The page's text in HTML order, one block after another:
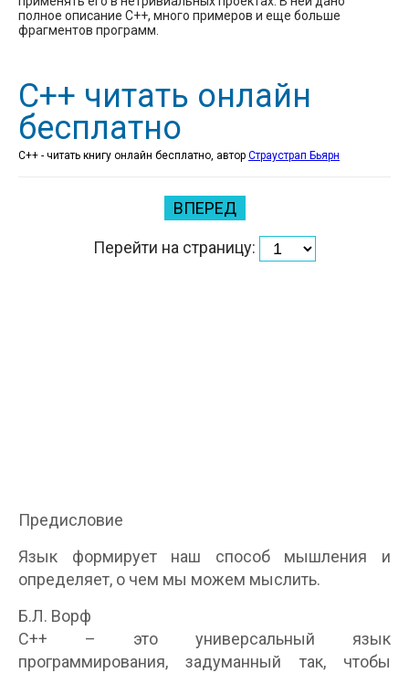
полное описание С++, много примеров и еще больше
фрагментов программ.
C++ читать онлайн
бесплатно
C++ - читать книгу онлайн бесплатно, автор Страустрап Бьярн
ВПЕРЕД
Перейти на страницу:
Предисловие
Язык формирует наш способ мышления и
определяет, о чем мы можем мыслить.
Б.Л. Ворф
С++ – это универсальный язык
программирования, задуманный так, чтобы